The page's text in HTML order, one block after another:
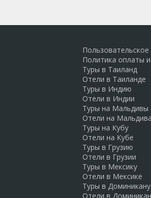
Политика оплаты
Туры в Таиланд
Отели в Таиланде
Туры в Индию
Отели в Индии
Туры на Мальдивы
Отели на
Туры на Кубу
Отели на Кубе
Туры в Грузию
Отели в Грузии
Туры в Мексику
Отели в Мексике
Туры в Доминикану
Отели в